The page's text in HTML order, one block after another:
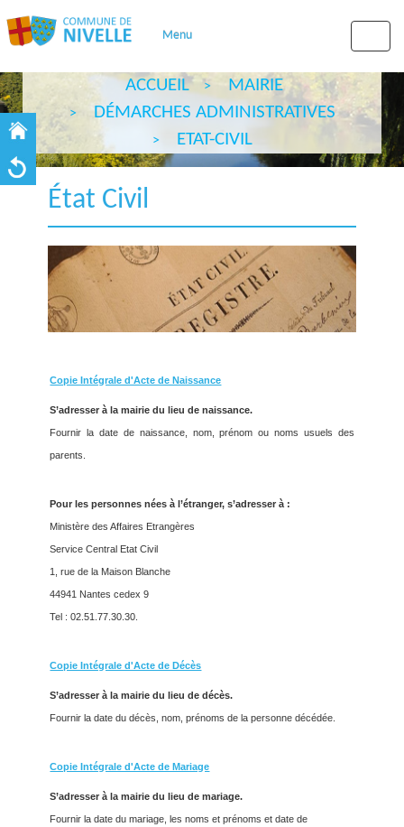
Menu
ACCUEIL
MAIRIE
DÉMARCHES ADMINISTRATIVES
ETAT-CIVIL
État Civil
Copie Intégrale d'Acte de Naissance
S’adresser à la mairie du lieu de naissance.
Fournir la date de naissance, nom, prénom ou noms usuels des
parents.
Pour les personnes nées à l’étranger, s’adresser à :
Ministère des Affaires Etrangères
Service Central Etat Civil
1, rue de la Maison Blanche
44941 Nantes cedex 9
Tel : 02.51.77.30.30.
Copie Intégrale d'Acte de Décès
S’adresser à la mairie du lieu de décès.
Fournir la date du décès, nom, prénoms de la personne décédée.
Copie Intégrale d'Acte de Mariage
S’adresser à la mairie du lieu de mariage.
Fournir la date du mariage, les noms et prénoms et date de